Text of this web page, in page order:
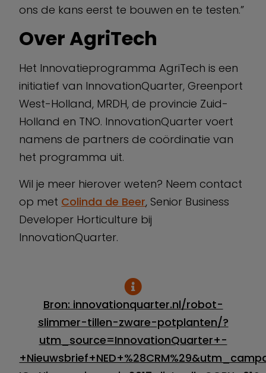
ons de kans eerst te bouwen en te testen.”
Over AgriTech
Het Innovatieprogramma AgriTech is een
initiatief van InnovationQuarter, Greenport
West-Holland, MRDH, de provincie Zuid-
Holland en TNO. InnovationQuarter voert
namens de partners de coördinatie van
het programma uit.
Wil je meer hierover weten? Neem contact
op met Colinda de Beer, Senior Business
Developer Horticulture bij
InnovationQuarter.
Bron: innovationquarter.nl/robot-
slimmer-tillen-zware-potplanten/?
utm_source=InnovationQuarter+-